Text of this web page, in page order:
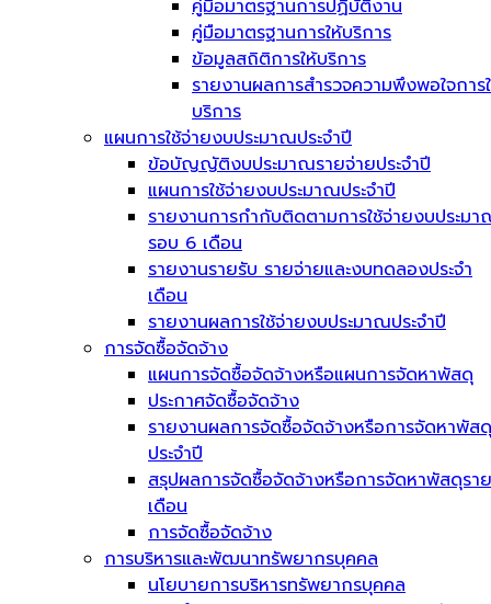
คู่มือมาตรฐานการปฏิบัติงาน
คู่มือมาตรฐานการให้บริการ
ข้อมูลสถิติการให้บริการ
รายงานผลการสำรวจความพึงพอใจการ
บริการ
แผนการใช้จ่ายงบประมาณประจำปี
ข้อบัญญัติงบประมาณรายจ่ายประจำปี
แผนการใช้จ่ายงบประมาณประจำปี
รายงานการกำกับติดตามการใช้จ่ายงบประม
รอบ 6 เดือน
รายงานรายรับ รายจ่ายและงบทดลองประจำ
เดือน
รายงานผลการใช้จ่ายงบประมาณประจำปี
การจัดซื้อจัดจ้าง
แผนการจัดซื้อจัดจ้างหรือแผนการจัดหาพัสดุ
ประกาศจัดซื้อจัดจ้าง
รายงานผลการจัดซื้อจัดจ้างหรือการจัดหาพัสดุ
ประจำปี
สรุปผลการจัดซื้อจัดจ้างหรือการจัดหาพัสดุราย
เดือน
การจัดซื้อจัดจ้าง
การบริหารและพัฒนาทรัพยากรบุคคล
นโยบายการบริหารทรัพยากรบุคคล